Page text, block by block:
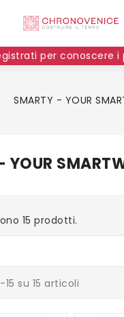
per conoscere i
SMARTY - YOUR
YOUR
15 prodotti.
15 su 15 articoli